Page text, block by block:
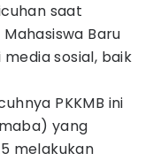
saat
Baru
media sosial, baik
PKKMB ini
yang
melakukan